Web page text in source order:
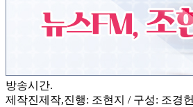
방송시간.
제작진제작,진행: 조현지 / 구성: 조경헌